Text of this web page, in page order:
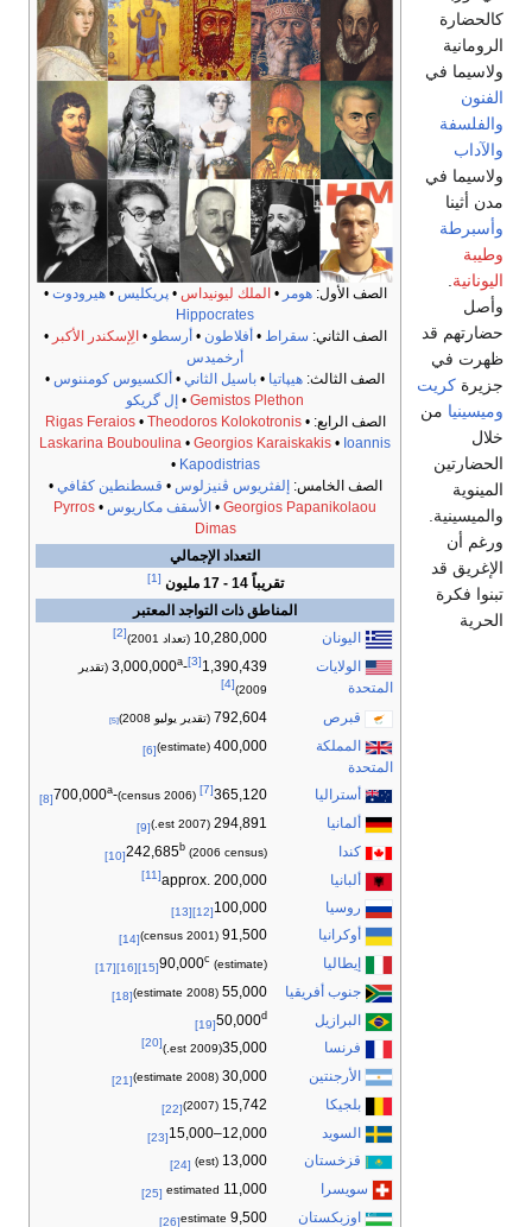
الصف الأول:هومر • الملك ليونيداس •پريكليس •هيرودوت •
Hippocrates
الصف الثاني: سقراط • أفلاطون • أرسطو • الِإسكندر الأكبر •
أرخميدس
الصف الثالث: هيپاتيا • باسيل الثاني • ألكسيوس كومننوس •
Gemistos Plethon
• إل گريكو
الصف الرابع:
Rigas Feraios• Theodoros Kolokotronis•
Laskarina Bouboulina • Georgios Karaiskakis • Ioannis
Kapodistrias
•
الصف الخامس: إلفثريوس ڤنيزلوس • قسطنطين كڤافي •
Georgios Papanikolaou
• الأسقف مكاريوس •
Pyrros
Dimas
التعداد الإجمالي
تقريباً 14 - 17 مليون
[1]
المناطق ذات التواجد المعتبر
اليونان
10,280,000 (تعداد 2001) [2]
الولايات
المتحدة
1,390,439
[3]
-3,000,000
a
(تقدير
2009)
[4]
قبرص 792,604 (تقدير يوليو 2008) [5]
المملكة
المتحدة
400,000
(estimate)
[6]
أستراليا 365,120
[7]
(2006 census)
-700,000
a
[8]
ألمانيا 294,891
(2007 est.)
[9]
كندا 242,685b (2006 census)
[10]
ألبانيا approx. 200,000
[11]
روسيا 100,000
[12]
[13]
أوكرانيا 91,500
(2001 census)
[14]
إيطاليا 90,000c (estimate)
[15]
[16]
[17]
جنوب أفريقيا 55,000
(2008 estimate)
[18]
البرازيل 50,000d
[19]
فرنسا 35,000
(2009 est.)
[20]
الأرجنتين 30,000
(2008 estimate)
[21]
بلجيكا 15,742
(2007)
[22]
السويد 12,000–15,000
[23]
قزخستان 13,000
(est)
[24]
سويسرا 11,000
estimated
[25]
اوزبكستان 9,500
estimate
[26]
كالحضارة
الرومانية
ولاسيما في
الفنون
والفلسفة
والآداب
ولاسيما في
مدن أثينا
وأسبرطة
وطيبة
اليونانية
وأصل
حضارتهم قد
ظهرت في
جزيرة كريت
وميسينيا من
خلال
الحضارتين
المينوية
والميسينية.
ورغم أن
الإغريق قد
تبنوا فكرة
الحرية